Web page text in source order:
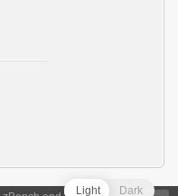
Light Dark